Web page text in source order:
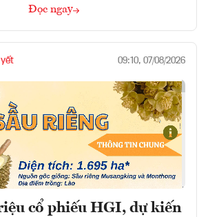
Đọc ngay
yết 09:10, 07/08/2026
cổ phiếu HGI, dự kiến